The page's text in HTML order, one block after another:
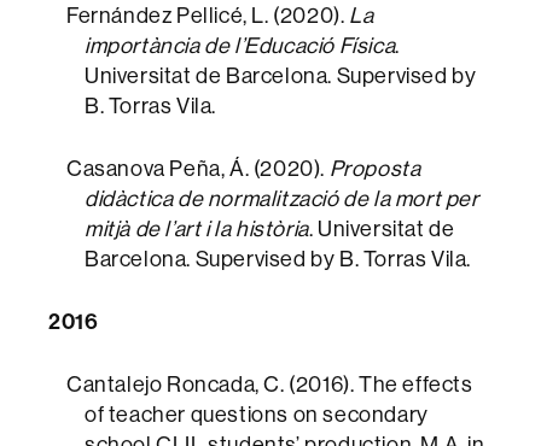
Fernández Pellicé, L. (2020). La
importància de l’Educació Física.
Universitat de Barcelona. Supervised by
B. Torras Vila.
Casanova Peña, Á. (2020). Proposta
didàctica de normalització de la mort per
mitjà de l’art i la història. Universitat de
Barcelona. Supervised by B. Torras Vila.
2016
Cantalejo Roncada, C. (2016). The effects
of teacher questions on secondary